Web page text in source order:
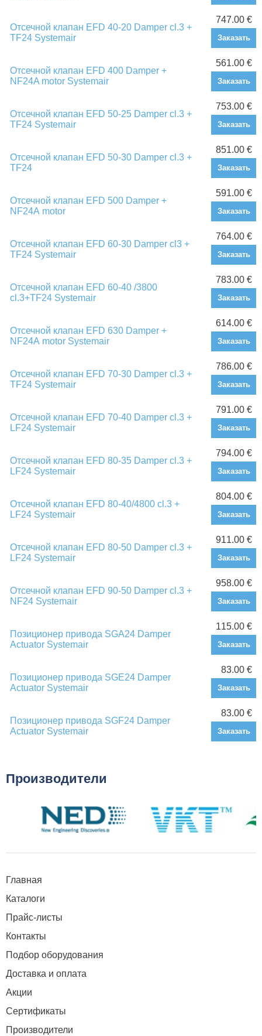
Отсечной клапан EFD 40-20 Damper cl.3 +
TF24 Systemair
747.00 €
Заказать
Отсечной клапан EFD 400 Damper +
NF24A motor Systemair
561.00 €
Заказать
Отсечной клапан EFD 50-25 Damper cl.3 +
TF24 Systemair
753.00 €
Заказать
Отсечной клапан EFD 50-30 Damper cl.3 +
TF24
851.00 €
Заказать
Отсечной клапан EFD 500 Damper +
NF24А motor
591.00 €
Заказать
Отсечной клапан EFD 60-30 Damper cl3 +
TF24 Systemair
764.00 €
Заказать
Отсечной клапан EFD 60-40 /3800
cl.3+TF24 Systemair
783.00 €
Заказать
Отсечной клапан EFD 630 Damper +
NF24А motor Systemair
614.00 €
Заказать
Отсечной клапан EFD 70-30 Damper cl.3 +
TF24 Systemair
786.00 €
Заказать
Отсечной клапан EFD 70-40 Damper cl.3 +
LF24 Systemair
791.00 €
Заказать
Отсечной клапан EFD 80-35 Damper cl.3 +
LF24 Systemair
794.00 €
Заказать
Отсечной клапан EFD 80-40/4800 cl.3 +
LF24 Systemair
804.00 €
Заказать
Отсечной клапан EFD 80-50 Damper cl.3 +
LF24 Systemair
911.00 €
Заказать
Отсечной клапан EFD 90-50 Damper cl.3 +
NF24 Systemair
958.00 €
Заказать
Позиционер привода SGA24 Damper
Actuator Systemair
115.00 €
Заказать
Позиционер привода SGE24 Damper
Actuator Systemair
83.00 €
Заказать
Позиционер привода SGF24 Damper
Actuator Systemair
83.00 €
Заказать
Производители
Главная
Каталоги
Прайс-листы
Контакты
Подбор оборудования
Доставка и оплата
Акции
Сертификаты
Производители